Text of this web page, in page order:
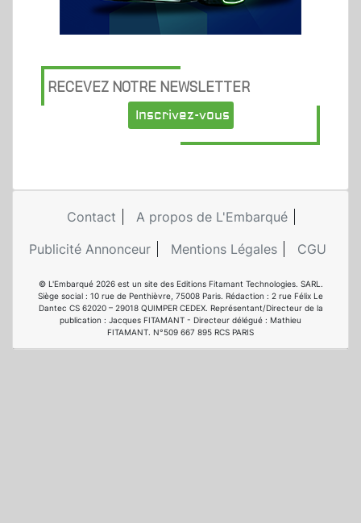
RECEVEZ NOTRE NEWSLETTER
Inscrivez-vous
Contact
A propos de L'Embarqué
Publicité Annonceur
Mentions Légales CGU
© L'Embarqué 2026 est un site des Editions Fitamant Technologies. SARL.
Siège social : 10 rue de Penthièvre, 75008 Paris. Rédaction : 2 rue Félix Le
Dantec CS 62020 – 29018 QUIMPER CEDEX. Représentant/Directeur de la
publication : Jacques FITAMANT - Directeur délégué : Mathieu
FITAMANT. N°509 667 895 RCS PARIS